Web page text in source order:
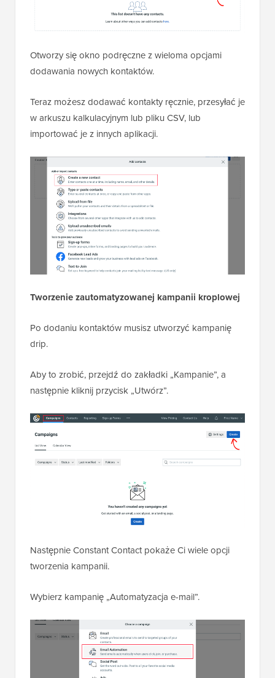
Otworzy się okno podręczne z wieloma opcjami
dodawania nowych kontaktów.
Teraz możesz dodawać kontakty ręcznie, przesyłać je
w arkuszu kalkulacyjnym lub pliku CSV, lub
importować je z innych aplikacji.
Tworzenie zautomatyzowanej kampanii kroplowej
Po dodaniu kontaktów musisz utworzyć kampanię
drip.
Aby to zrobić, przejdź do zakładki „Kampanie”, a
następnie kliknij przycisk „Utwórz”.
Następnie Constant Contact pokaże Ci wiele opcji
tworzenia kampanii.
Wybierz kampanię „Automatyzacja e-mail”.